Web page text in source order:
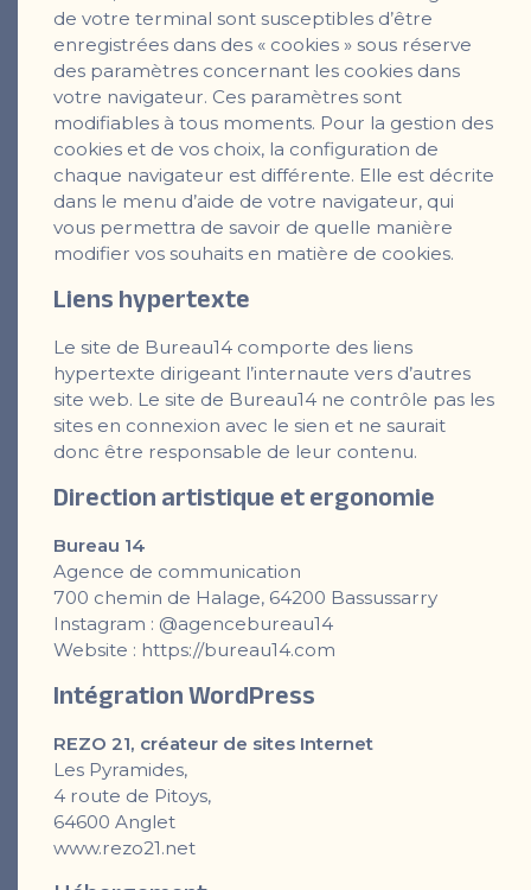
de votre terminal sont susceptibles d’être
enregistrées dans des « cookies » sous réserve
des paramètres concernant les cookies dans
votre navigateur. Ces paramètres sont
modifiables à tous moments. Pour la gestion des
cookies et de vos choix, la configuration de
chaque navigateur est différente. Elle est décrite
dans le menu d’aide de votre navigateur, qui
vous permettra de savoir de quelle manière
modifier vos souhaits en matière de cookies.
Liens hypertexte
Le site de Bureau14 comporte des liens
hypertexte dirigeant l’internaute vers d’autres
site web. Le site de Bureau14 ne contrôle pas les
sites en connexion avec le sien et ne saurait
donc être responsable de leur contenu.
Direction artistique et ergonomie
Bureau 14
Agence de communication
700 chemin de Halage, 64200 Bassussarry
Instagram : @agencebureau14
Website : https://bureau14.com
Intégration WordPress
REZO 21, créateur de sites Internet
Les Pyramides,
4 route de Pitoys,
64600 Anglet
www.rezo21.net